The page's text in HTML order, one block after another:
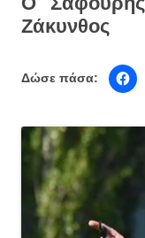
Ζάκυνθος
Δώσε πάσα: